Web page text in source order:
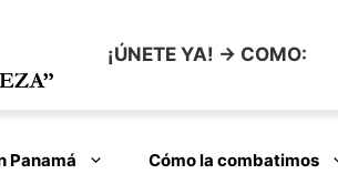
¡ÚNETE YA! -> COMO:
Panamá Cómo la combatimos